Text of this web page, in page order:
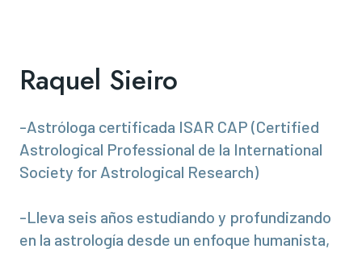
Raquel Sieiro
-Astróloga certificada ISAR CAP (Certified
Astrological Professional de la International
Society for Astrological Research)
-Lleva seis años estudiando y profundizando
en la astrología desde un enfoque humanista,